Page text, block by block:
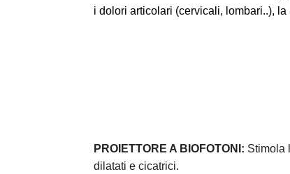
i dolori articolari (cervicali, lombari..), la
PROIETTORE A BIOFOTONI: Stimola
dilatati e cicatrici.